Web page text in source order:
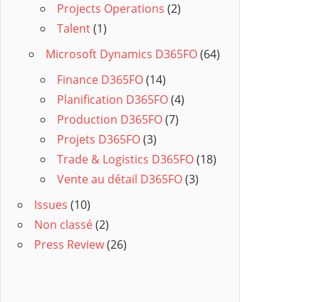
Projects Operations (2)
Talent(1)
Microsoft Dynamics D365FO(64)
Finance D365FO(14)
Planification D365FO(4)
Production D365FO(7)
Projets D365FO(3)
Trade & Logistics D365FO(18)
Vente au détail D365FO(3)
Issues (10)
Non classé(2)
Press Review(26)